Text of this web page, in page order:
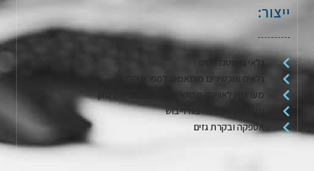
ייצור:
גלאי גז סטנדרטים
גלאים ומכשירים מותאמים למפרט הלקוח
מערכות לאווירה מבוקרת / דגימת אריזות מזון
מערכות לשטיפה בגז וייבוש
אספקה ובקרת גזים